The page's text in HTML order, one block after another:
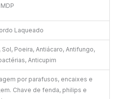
Laqueado
Sol, Poeira, Antiácaro, Antifungo,
Anticupim
por parafusos, encaixes e
Chave de fenda, philips e